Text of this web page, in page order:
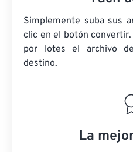
Simplemente suba sus
clic en el botón
por lotes el archivo
destino.
La